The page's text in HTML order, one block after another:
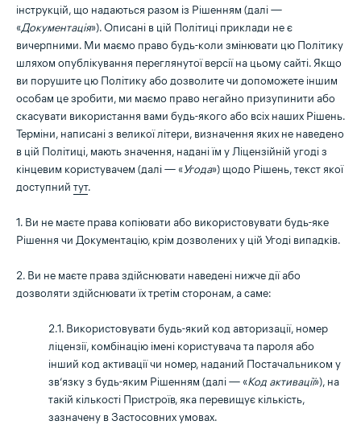
інструкцій, що надаються разом із Рішенням (далі —
«Документація»). Описані в цій Політиці приклади не є
вичерпними. Ми маємо право будь-коли змінювати цю Політику
шляхом опублікування переглянутої версії на цьому сайті. Якщо
ви порушите цю Політику або дозволите чи допоможете іншим
особам це зробити, ми маємо право негайно призупинити або
скасувати використання вами будь-якого або всіх наших Рішень.
Терміни, написані з великої літери, визначення яких не наведено
в цій Політиці, мають значення, надані їм у Ліцензійній угоді з
кінцевим користувачем (далі — «Угода») щодо Рішень, текст якої
доступний тут.
1. Ви не маєте права копіювати або використовувати будь-яке
Рішення чи Документацію, крім дозволених у цій Угоді випадків.
2. Ви не маєте права здійснювати наведені нижче дії або
дозволяти здійснювати їх третім сторонам, а саме:
2.1. Використовувати будь-який код авторизації, номер
ліцензії, комбінацію імені користувача та пароля або
інший код активації чи номер, наданий Постачальником у
зв’язку з будь-яким Рішенням (далі — «Код активації»), на
такій кількості Пристроїв, яка перевищує кількість,
зазначену в Застосовних умовах.